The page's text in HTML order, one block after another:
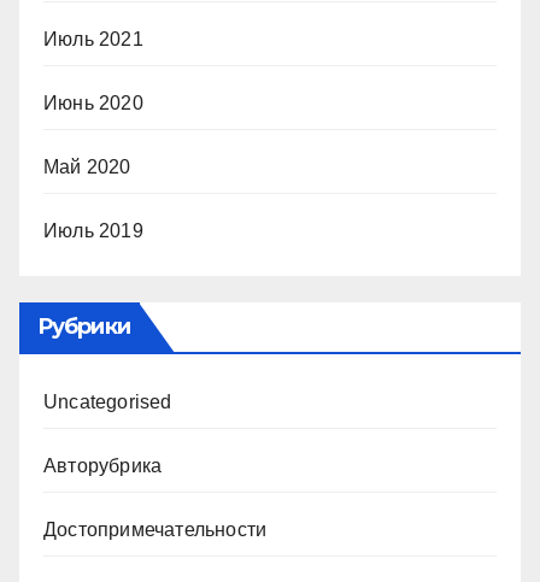
Июль 2021
Июнь 2020
Май 2020
Июль 2019
Рубрики
Uncategorised
Авторубрика
Достопримечательности